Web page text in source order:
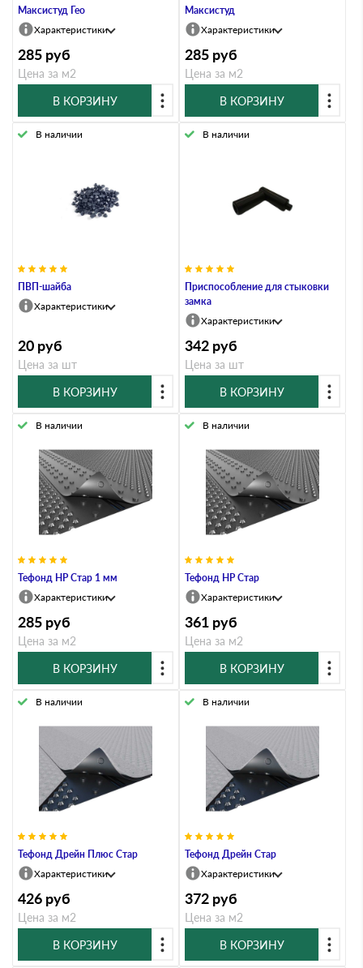
Максистуд Гео
Характеристики
285 руб
Цена за м2
В КОРЗИНУ
Максистуд
Характеристики
285 руб
Цена за м2
В КОРЗИНУ
ПВП-шайба
В наличии
Характеристики
20 руб
Цена за шт
В КОРЗИНУ
Приспособление для стыковки
замка
В наличии
Характеристики
342 руб
Цена за шт
В КОРЗИНУ
Тефонд HP Стар 1 мм
В наличии
Характеристики
285 руб
Цена за м2
В КОРЗИНУ
Тефонд HP Стар
В наличии
Характеристики
361 руб
Цена за м2
В КОРЗИНУ
Тефонд Дрейн Плюс Стар
В наличии
Характеристики
426 руб
Цена за м2
В КОРЗИНУ
Тефонд Дрейн Стар
В наличии
Характеристики
372 руб
Цена за м2
В КОРЗИНУ